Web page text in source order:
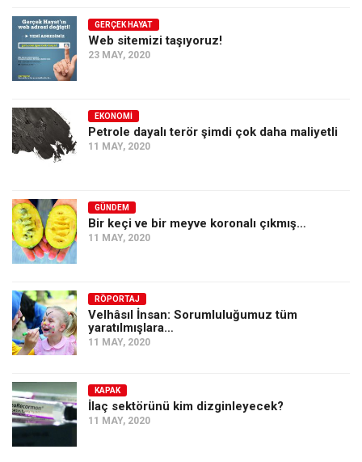
GERÇEK HAYAT
Web sitemizi taşıyoruz!
23 MAY, 2020
EKONOMI
Petrole dayalı terör şimdi çok daha maliyetli
11 MAY, 2020
GÜNDEM
Bir keçi ve bir meyve koronalı çıkmış…
11 MAY, 2020
RÖPORTAJ
Velhâsıl İnsan: Sorumluluğumuz tüm
yaratılmışlara…
11 MAY, 2020
KAPAK
İlaç sektörünü kim dizginleyecek?
11 MAY, 2020